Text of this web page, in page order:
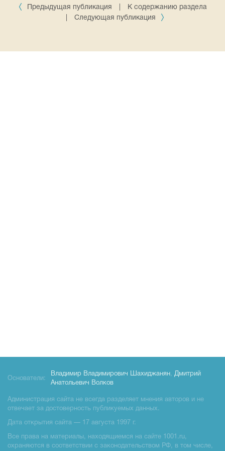
Предыдущая публикация
К содержанию раздела
Следующая публикация
Основатели:
Владимир Владимирович Шахиджанян, Дмитрий
Анатольевич Волков
Администрация сайта не всегда разделяет мнения авторов и не
отвечает за достоверность публикуемых данных.
Дата открытия сайта — 17 августа 1997 г.
Все права на материалы, находящиемся на сайте 1001.ru,
охраняются в соответствии с законодательством РФ, в том числе,